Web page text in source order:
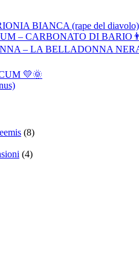
BIANCA (rape del
– CARBONATO DI
– LA BELLADONNA
💛🌞
(8)
(4)